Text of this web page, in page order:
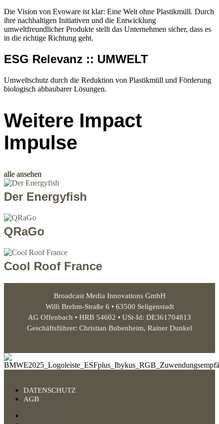
Die Vision von Evoware ist klar: Eine Welt ohne Plastikmüll. Durch
ihre nachhaltigen Initiativen und die Entwicklung
umweltfreundlicher Produkte stellt das Unternehmen sicher, dass es
in die richtige Richtung geht.
ESG Relevanz :: UMWELT
Umweltschutz durch die Reduktion von Plastikmüll und Förderung
biologisch abbaubarer Lösungen.
Weitere Impact
Impulse
alle ansehen
Der Energyfish
QRaGo
Cool Roof France
Broadcast Media Innovations GmbH
Willi Brehm-Straße 6 • 63500 Seligenstadt
AG Offenbach • HRB 54602 • USt-Id: DE361704813
Geschäftsführer: Christian Bubenheim, Rainer Dunkel
DATENSCHUTZ
AGB